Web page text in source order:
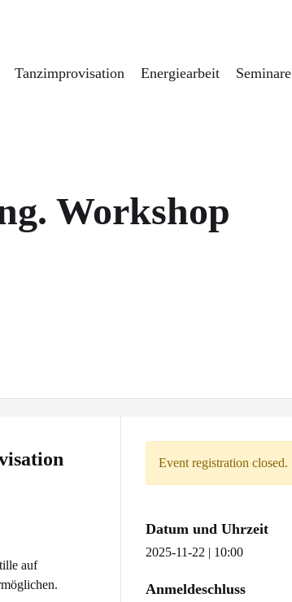
Tanzimprovisation Energiearbeit Seminare
Workshop
auf
Event registration closed.
Datum und Uhrzeit
2025-11-22 | 10:00
Anmeldeschluss